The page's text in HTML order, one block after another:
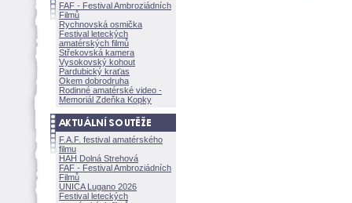
FAF - Festival Ambroziádních
Filmů
Rychnovská osmička
Festival leteckých
amatérských filmů
Střekovská kamera
Vysokovský kohout
Pardubický kraťas
Okem dobrodruha
Rodinné amatérské video -
Memoriál Zdeňka Kopky
F.A.F. festival amatérského
filmu
HAH Dolná Strehov
FAF - Festival Ambroziádních
Filmů
UNICA Lugano 2026
Festival leteckých